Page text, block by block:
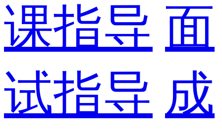
课指导 面
试指导 成